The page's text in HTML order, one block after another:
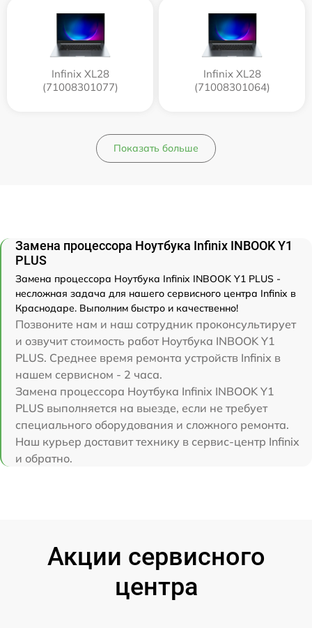
Infinix XL28
(71008301077)
Infinix XL28
(71008301064)
Показать больше
Замена процессора Ноутбука Infinix INBOOK Y1
PLUS
Замена процессора Ноутбука Infinix INBOOK Y1 PLUS -
несложная задача для нашего сервисного центра Infinix в
Краснодаре. Выполним быстро и качественно!
Позвоните нам и наш сотрудник проконсультирует
и озвучит стоимость работ Ноутбука INBOOK Y1
PLUS. Среднее время ремонта устройств Infinix в
нашем сервисном - 2 часа.
Замена процессора Ноутбука Infinix INBOOK Y1
PLUS выполняется на выезде, если не требует
специального оборудования и сложного ремонта.
Наш курьер доставит технику в сервис-центр Infinix
и обратно.
Акции сервисного
центра